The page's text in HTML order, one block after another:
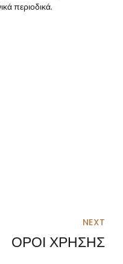
περιοδικά.
NEXT
ΟΡΟΙ ΧΡΗΣΗΣ